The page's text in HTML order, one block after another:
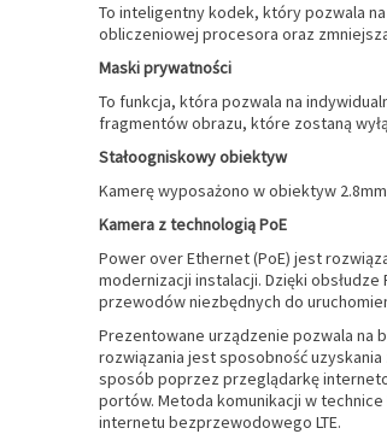
To inteligentny kodek, który pozwala
obliczeniowej procesora oraz
Maski prywatności
To funkcja, która pozwala na
fragmentów obrazu, które zostaną
Stałoogniskowy obiektyw
Kamerę wyposażono w obiektyw
Kamera z technologią PoE
Power over Ethernet (PoE) jest
modernizacji instalacji. Dzięki
przewodów niezbędnych do
Prezentowane urządzenie pozwala na
rozwiązania jest sposobność
sposób poprzez przeglądarkę
portów. Metoda komunikacji w
internetu bezprzewodowego LTE.